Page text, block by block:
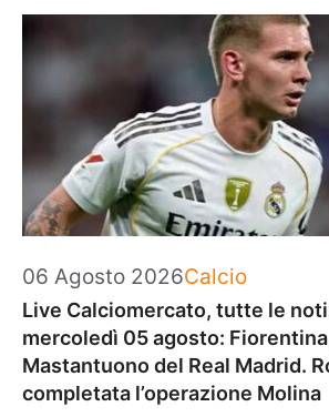
06 Agosto 2026Categorie
Calcio
Live Calciomercato, tutte le
mercoledì 05 agosto:
Mastantuono del Real Madrid.
completata l’operazione Molina